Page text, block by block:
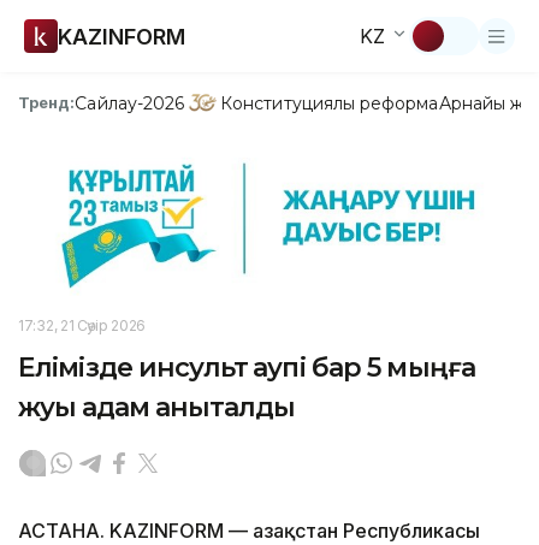
KAZINFORM KZ
Тренд:Сайлау-2026 Конституциялық реформаАрнайы
17:32, 21 Сәуір 2026
Елімізде инсульт қаупі бар 5 мыңға
жуық адам анықталды
АСТАНА. KAZINFORM — Қазақстан Республикасы